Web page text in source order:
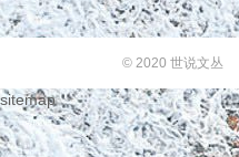
© 2020 世说文丛
sitemap